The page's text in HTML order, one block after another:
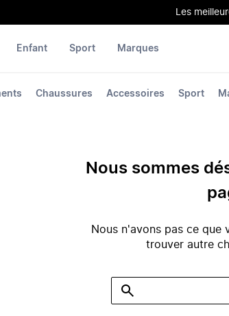
Les
Chaussures Accessoires Sport
Enfant Sport Marques
Nous sommes
Nous n'avons pas ce que
trouver autre